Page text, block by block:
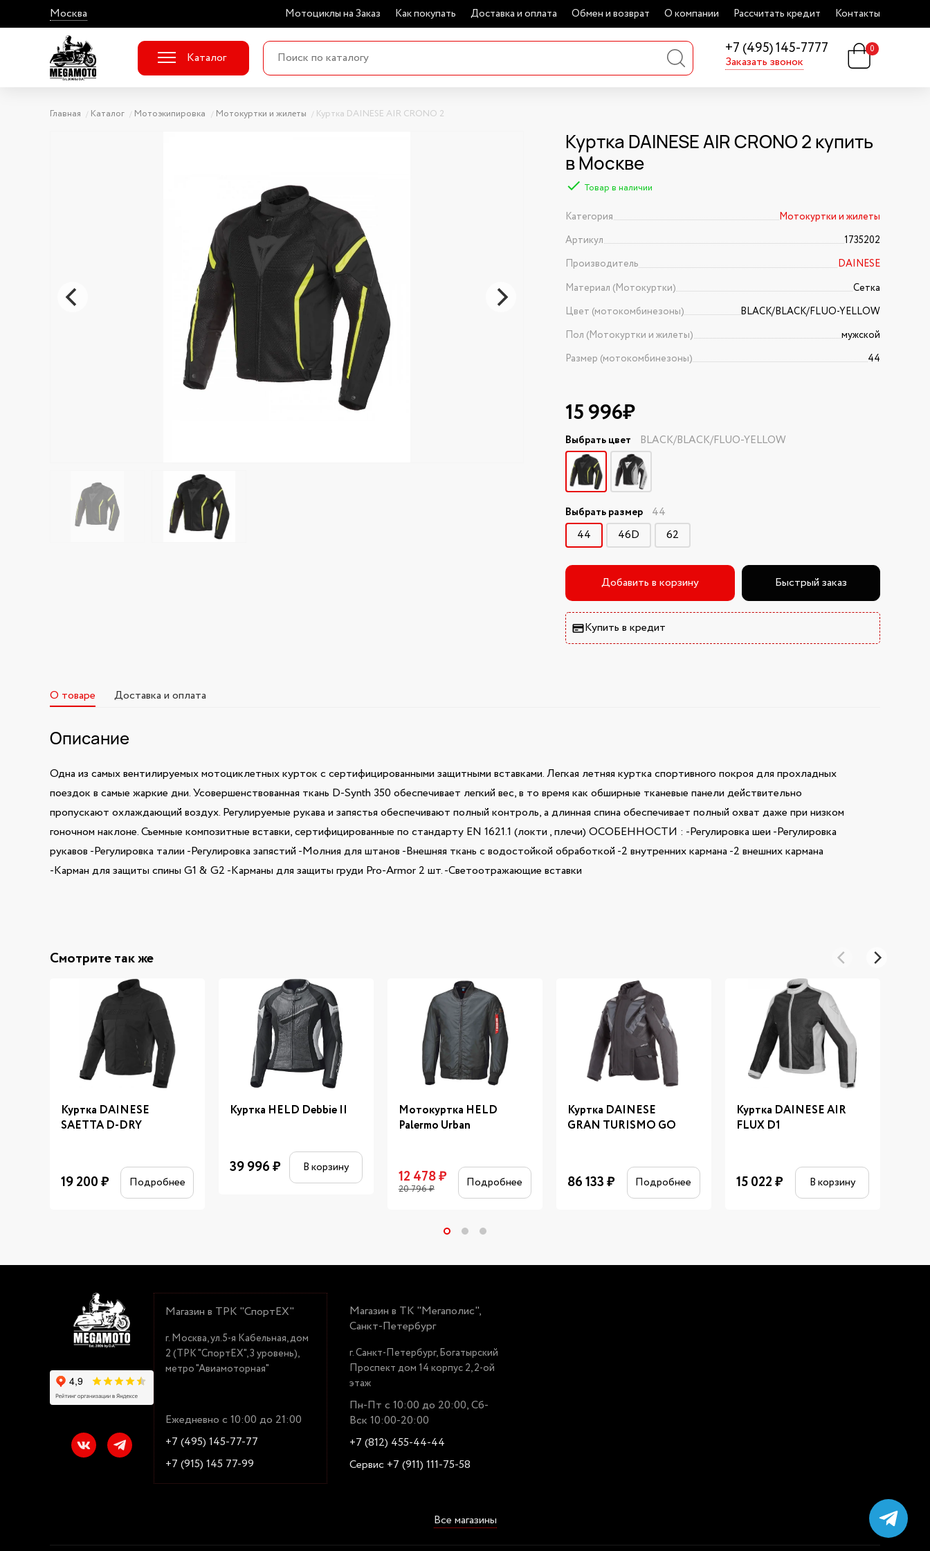
Москва Мотоциклы на Заказ Как покупать Доставка и оплата Обмен и возврат О компании Рассчитать кредит Контакты
+7 (495) 145-7777
Заказать звонок
Каталог
0
Главная Каталог Мотоэкипировка Мотокуртки и жилеты Куртка DAINESE AIR CRONO 2
Куртка DAINESE AIR CRONO 2 купить
в Москве
Товар в наличии
Категория
Мотокуртки и жилеты
Артикул
1735202
Производитель
DAINESE
Материал (Мотокуртки)
Сетка
Цвет (мотокомбинезоны)
BLACK/BLACK/FLUO-YELLOW
Пол (Мотокуртки и жилеты)
мужской
Размер (мотокомбинезоны)
44
15 996₽
Выбрать цвет BLACK/BLACK/FLUO-YELLOW
Выбрать размер 44
44 46D 62
Добавить в корзину Быстрый заказ
Купить в кредит
О товаре Доставка и оплата
Описание
Одна из самых вентилируемых мотоциклетных курток с сертифицированными защитными вставками. Легкая летняя куртка спортивного покроя для прохладных
поездок в самые жаркие дни. Усовершенствованная ткань D-Synth 350 обеспечивает легкий вес, в то время как обширные тканевые панели действительно
пропускают охлаждающий воздух. Регулируемые рукава и запястья обеспечивают полный контроль, а длинная спина обеспечивает полный охват даже при низком
гоночном наклоне. Съемные композитные вставки, сертифицированные по стандарту EN 1621.1 (локти , плечи) ОСОБЕННОСТИ : -Регулировка шеи -Регулировка
рукавов -Регулировка талии -Регулировка запястий -Молния для штанов -Внешняя ткань с водостойкой обработкой -2 внутренних кармана -2 внешних кармана
-Карман для защиты спины G1 & G2 -Карманы для защиты груди Pro-Armor 2 шт. -Светоотражающие вставки
Смотрите так же
Куртка DAINESE
SAETTA D-DRY
19 200₽ Подробнее
Куртка HELD Debbie II
39 996₽ В корзину
Мотокуртка HELD
Palermo Urban
12 478₽
20 796₽ Подробнее
Куртка DAINESE
GRAN TURISMO GO
86 133₽ Подробнее
Куртка DAINESE AIR
FLUX D1
15 022₽ В корзину
Магазин в ТРК "СпортЕХ"
г. Москва, ул.5-я Кабельная, дом
2 (ТРК "СпортЕХ", 3 уровень),
метро "Авиамоторная"
Ежедневно с 10:00 до 21:00
+7 (495) 145-77-77
+7 (915) 145 77-99
Магазин в ТК "Мегаполис",
Санкт-Петербург
г. Санкт-Петербург, Богатырский
Проспект дом 14 корпус 2, 2-ой
этаж
Пн-Пт с 10:00 до 20:00, Сб-
Вск 10:00-20:00
+7 (812) 455-44-44
Сервис +7 (911) 111-75-58
Все магазины